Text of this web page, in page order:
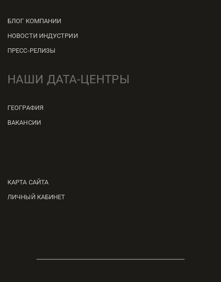
БЛОГ КОМПАНИИ
НОВОСТИ ИНДУСТРИИ
ПРЕСС-РЕЛИЗЫ
НАШИ ДАТА-ЦЕНТРЫ
ГЕОГРАФИЯ
ВАКАНСИИ
КАРТА САЙТА
ЛИЧНЫЙ КАБИНЕТ